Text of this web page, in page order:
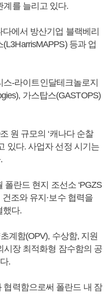
계를 늘리고 있다.
에서 방산기업 블랙베리
등과 업
스-라이트인달테크놀로지
가스탑스(GASTOPS)
원 규모의 ‘캐나다 순찰
있다. 사업자 선정 시기는
폴란드 현지 조선소 ‘PGZS
조와 유지·보수 협력을
했다.
계함(OPV), 수상함, 지원
시장 최적화형 잠수함의 공
.
력함으로써 폴란드 내 잠